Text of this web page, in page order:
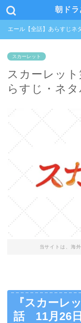
朝ド
エール【全話】あらすじネ
スカーレット
スカーレッ
らすじ・ネ
当サイトは、海
『スカーレ
話 11月26